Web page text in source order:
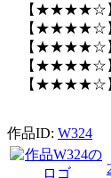
【★★★★☆】
【★★★★☆】
【★★★★☆】
【★★★★☆】
【★★★★☆】
作品ID: W324